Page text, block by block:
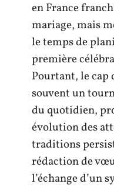
en France
mariage, mais
le temps de
première
Pourtant, le cap
souvent un
du quotidien,
évolution des
traditions
rédaction de
l’échange d’un